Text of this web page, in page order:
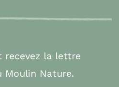
recevez la lettre
Moulin Nature.